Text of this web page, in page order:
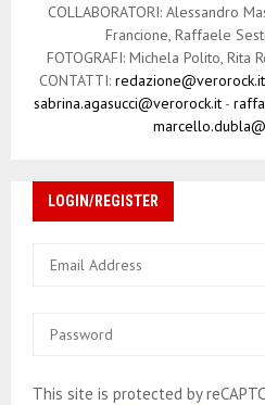
COLLABORATORI: Alessandro
Francione, Raffaele
FOTOGRAFI: Michela Polito, Rita
CONTATTI: redazione@verorock.it
sabrina.agasucci@verorock.it-
LOGIN/REGISTER
This site is protected by